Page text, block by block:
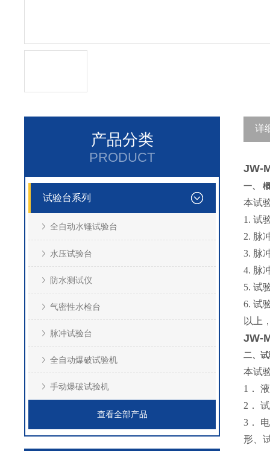
产品分类
PRODUCT
试验台系列
全自动水锤试验台
水压试验台
防水测试仪
气密性水检台
脉冲试验台
全自动爆破试验机
手动爆破试验机
查看全部产品
详
JW-
一、
本试
1. 试
2. 脉
3. 脉
4. 脉
5. 试
6. 试
以上
JW-
二、
本试
1．
2．
3．
形、